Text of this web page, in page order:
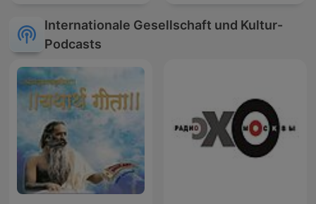
Internationale Gesellschaft und Kultur-
Podcasts